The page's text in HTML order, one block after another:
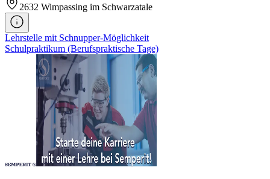
2632 Wimpassing im Schwarzatale
Lehrstelle mit Schnupper-Möglichkeit
Schulpraktikum (Berufspraktische Tage)